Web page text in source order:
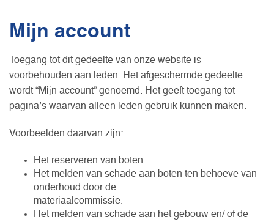
Mijn account
Toegang tot dit gedeelte van onze website is
voorbehouden aan leden. Het afgeschermde gedeelte
wordt “Mijn account” genoemd. Het geeft toegang tot
pagina’s waarvan alleen leden gebruik kunnen maken.
Voorbeelden daarvan zijn:
Het reserveren van boten.
Het melden van schade aan boten ten behoeve van
onderhoud door de
materiaalcommissie.
Het melden van schade aan het gebouw en/ of de